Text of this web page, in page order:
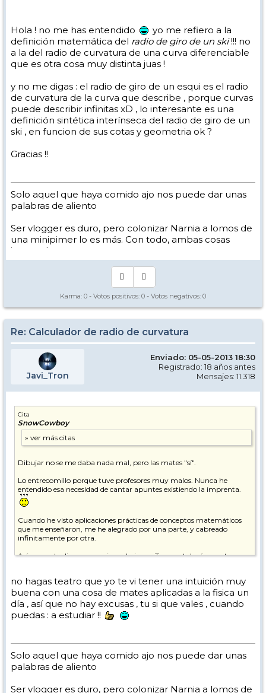
divulgativo; de todos modos, no puedes perdértelo...
En cuanto al tratamiento de los sistemas de referencia, también
recuerdo haber visto algo; te lo busco.
Saludos,
Hola ! no me has entendido
yo me refiero a la
definición matemática del radio de giro de un ski!!! no
a la del radio de curvatura de una curva diferenciable
que es otra cosa muy distinta juas !
y no me digas : el radio de giro de un esqui es el radio
de curvatura de la curva que describe , porque curvas
puede describir infinitas xD , lo interesante es una
definición sintética interínseca del radio de giro de un
ski , en funcion de sus cotas y geometria ok ?
Gracias !!
Solo aquel que haya comido ajo nos puede dar unas
palabras de aliento
Ser vlogger es duro, pero colonizar Narnia a lomos de
una minipimer lo es más. Con todo, ambas cosas
intento hacer.
Yo hago esquí extremo : voy de extremo a extremo
Los caminos del esquí son inescrotables ...
Karma: 0 - Votos positivos: 0 - Votos negativos: 0
Re: Calculador de radio de curvatura
Javi_Tron
Enviado: 05-05-2013 18:30
Registrado: 18 años antes
Mensajes: 11.318
Cita
SnowCowboy
Dibujar no se me daba nada mal, pero las mates "sí".
Lo entrecomillo porque tuve profesores muy malos. Nunca he
entendido esa necesidad de cantar apuntes existiendo la imprenta.
Cuando he visto aplicaciones prácticas de conceptos matemáticos
que me enseñaron, me he alegrado por una parte, y cabreado
infinitamente por otra.
Así que ya te digo que a mi me derivas a Traumatología, que tengo
En fin... ya nos vas contando que tal va el "experimento", juas!
Salut!
no hagas teatro que yo te vi tener una intuición muy
buena con una cosa de mates aplicadas a la fisica un
día , así que no hay excusas , tu si que vales , cuando
puedas : a estudiar !!
Solo aquel que haya comido ajo nos puede dar unas
palabras de aliento
Ser vlogger es duro, pero colonizar Narnia a lomos de